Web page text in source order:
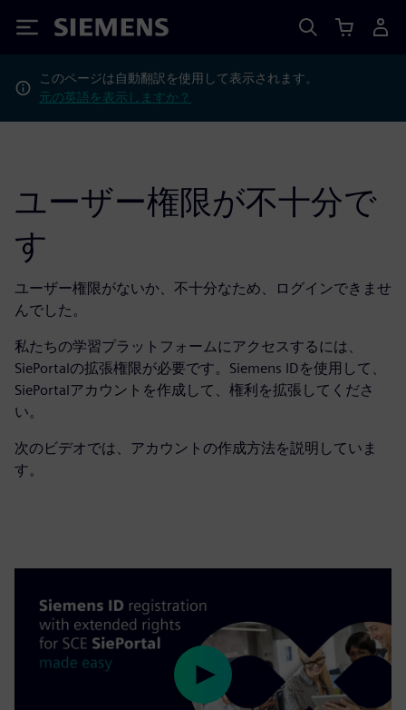
Siemens
このページは自動翻訳を使用して表示されます。
元の英語を表示しますか？
ユーザー権限が不十分で
す
ユーザー権限がないか、不十分なため、ログインできませ
んでした。
私たちの学習プラットフォームにアクセスするには、
SiePortalの拡張権限が必要です。Siemens IDを使用して、
SiePortalアカウントを作成して、権利を拡張してくださ
い。
次のビデオでは、アカウントの作成方法を説明していま
す。
Play